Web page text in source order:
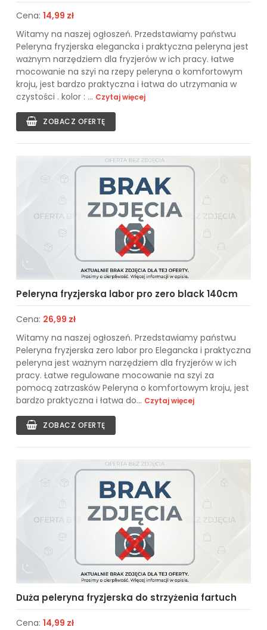
Cena: 14,99 zł
Witamy na naszej ogłoszeń. Przedstawiamy państwu
Peleryna fryzjerska elegancka i praktyczna peleryna jest
ważnym narzędziem dla fryzjerów w ich pracy. łatwe
mocowanie na szyi na rzepy peleryna o komfortowym
kroju, jest bardzo praktyczna i łatwa do utrzymania w
czystości . kolor : ... Czytaj więcej
ZOBACZ OFERTĘ
Peleryna fryzjerska labor pro zero black 140cm
Cena: 26,99 zł
Witamy na naszej ogłoszeń. Przedstawiamy państwu
Peleryna fryzjerska zero labor pro Elegancka i praktyczna
peleryna jest ważnym narzędziem dla fryzjerów w ich
pracy. Łatwe regulowane mocowanie na szyi za
pomocą zatrzasków Peleryna o komfortowym kroju, jest
bardzo praktyczna i łatwa do... Czytaj więcej
ZOBACZ OFERTĘ
Duża peleryna fryzjerska do strzyżenia fartuch
Cena: 14,99 zł